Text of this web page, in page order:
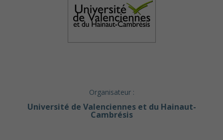
Organisateur :
Université de Valenciennes et du Hainaut-
Cambrésis